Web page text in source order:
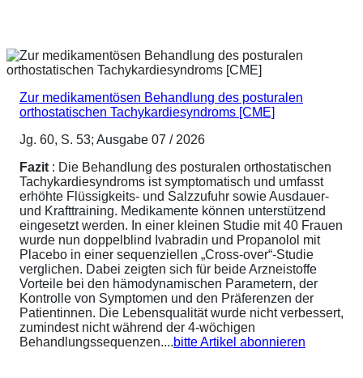
Zur medikamentösen Behandlung des posturalen
orthostatischen Tachykardiesyndroms [CME]
Jg. 60, S. 53; Ausgabe 07 / 2026
Fazit : Die Behandlung des posturalen orthostatischen
Tachykardiesyndroms ist symptomatisch und umfasst
erhöhte Flüssigkeits- und Salzzufuhr sowie Ausdauer-
und Krafttraining. Medikamente können unterstützend
eingesetzt werden. In einer kleinen Studie mit 40 Frauen
wurde nun doppelblind Ivabradin und Propanolol mit
Placebo in einer sequenziellen „Cross-over“-Studie
verglichen. Dabei zeigten sich für beide Arzneistoffe
Vorteile bei den hämodynamischen Parametern, der
Kontrolle von Symptomen und den Präferenzen der
Patientinnen. Die Lebensqualität wurde nicht verbessert,
zumindest nicht während der 4-wöchigen
Behandlungssequenzen....bitte Artikel abonnieren